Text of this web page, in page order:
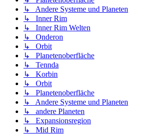
↳ Andere Systeme und Planeten
↳ Inner Rim
↳ Inner Rim Welten
↳ Onderon
↳ Orbit
↳ Planetenoberfläche
↳ Tennda
↳ Korbin
↳ Orbit
↳ Planetenoberfläche
↳ Andere Systeme und Planeten
↳ andere Planeten
↳ Expansionsregion
↳ Mid Rim